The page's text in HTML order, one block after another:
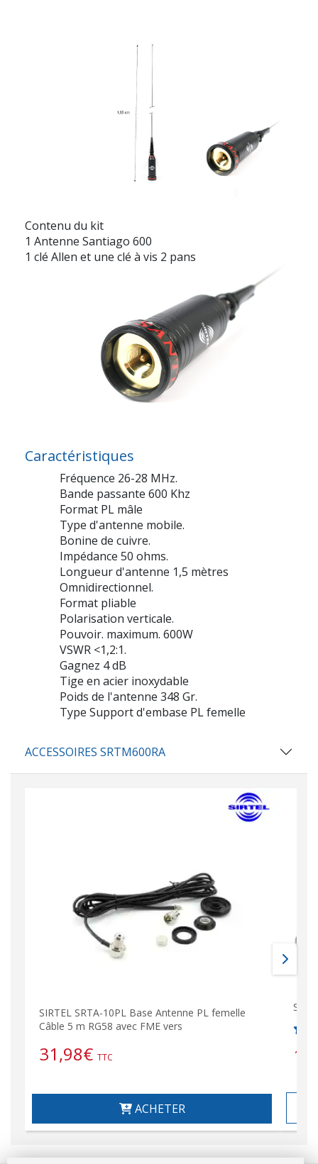
Contenu du kit
1 Antenne Santiago 600
1 clé Allen et une clé à vis 2 pans
Caractéristiques
Fréquence 26-28 MHz.
Bande passante 600 Khz
Format PL mâle
Type d'antenne mobile.
Bonine de cuivre.
Impédance 50 ohms.
Longueur d'antenne 1,5 mètres
Omnidirectionnel.
Format pliable
Polarisation verticale.
Pouvoir. maximum. 600W
VSWR <1,2:1.
Gagnez 4 dB
Tige en acier inoxydable
Poids de l'antenne 348 Gr.
Type Support d'embase PL femelle
ACCESSOIRES SRTM600RA
SIRTEL SRTA-10PL Base Antenne PL femelle
Câble 5 m RG58 avec FME vers
31,98€ TTC
ACHETER